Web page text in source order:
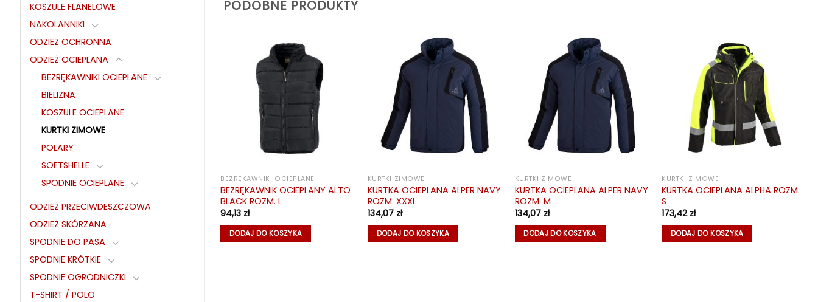
KOSZULE FLANELOWE
NAKOLANNIKI
ODZIEŻ OCHRONNA
ODZIEŻ OCIEPLANA
BEZRĘKAWNIKI OCIEPLANE
BIELIZNA
KOSZULE OCIEPLANE
KURTKI ZIMOWE
POLARY
SOFTSHELLE
SPODNIE OCIEPLANE
ODZIEŻ PRZECIWDESZCZOWA
ODZIEŻ SKÓRZANA
SPODNIE DO PASA
SPODNIE KRÓTKIE
SPODNIE OGRODNICZKI
T-SHIRT / POLO
PODOBNE PRODUKTY
BEZRĘKAWNIKI OCIEPLANE
BEZRĘKAWNIK OCIEPLANY ALTO
BLACK ROZM. L
94,13 zł
DODAJ DO KOSZYKA
KURTKI ZIMOWE
KURTKA OCIEPLANA ALPER NAVY
ROZM. XXXL
134,07 zł
DODAJ DO KOSZYKA
KURTKI ZIMOWE
KURTKA OCIEPLANA ALPER NAVY
ROZM. M
134,07 zł
DODAJ DO KOSZYKA
KURTKI ZIMOWE
KURTKA OCIEPLANA ALPHA ROZM.
S
173,42 zł
DODAJ DO KOSZYKA
ALPER NAVY
KURTKI ZIMOWE
134,07zł